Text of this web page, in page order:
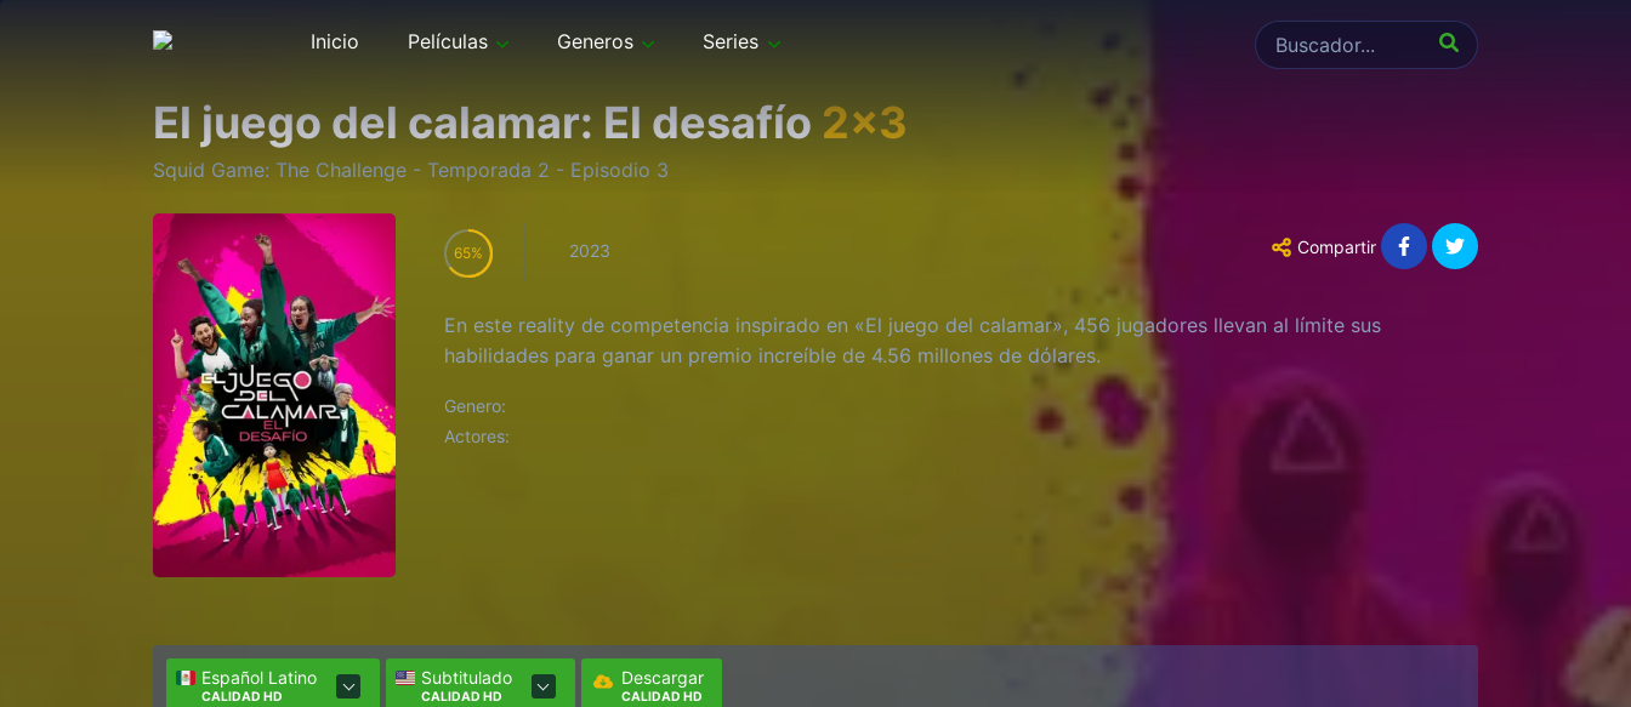
Inicio Películas Generos Series
El juego del calamar: El desafío 2x3
Squid Game: The Challenge - Temporada 2 - Episodio 3
65 2023 Compartir
En este reality de competencia inspirado en «El juego del calamar», 456 jugadores llevan al límite sus
habilidades para ganar un premio increíble de 4.56 millones de dólares.
Genero:
Actores:
Español Latino
CALIDAD HD
Subtitulado
CALIDAD HD
Descargar
CALIDAD HD